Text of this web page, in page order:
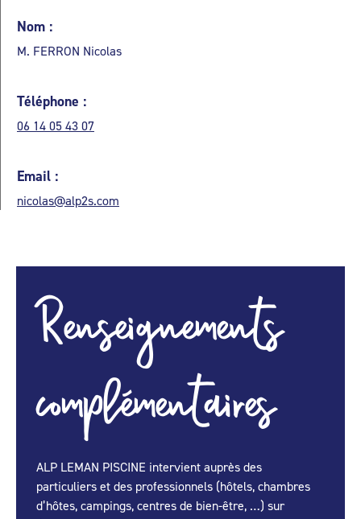
Nom :
M. FERRON Nicolas
Téléphone :
06 14 05 43 07
Email :
nicolas@alp2s.com
Renseignements
complémentaires
ALP LEMAN PISCINE intervient auprès des
particuliers et des professionnels (hôtels, chambres
d’hôtes, campings, centres de bien-être, …) sur